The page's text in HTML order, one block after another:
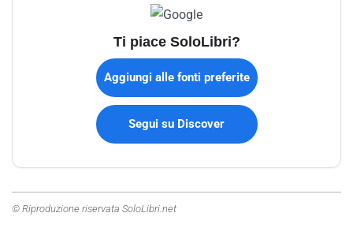
Ti piace SoloLibri?
Aggiungi alle fonti preferite
Segui su Discover
© Riproduzione riservata SoloLibri.net